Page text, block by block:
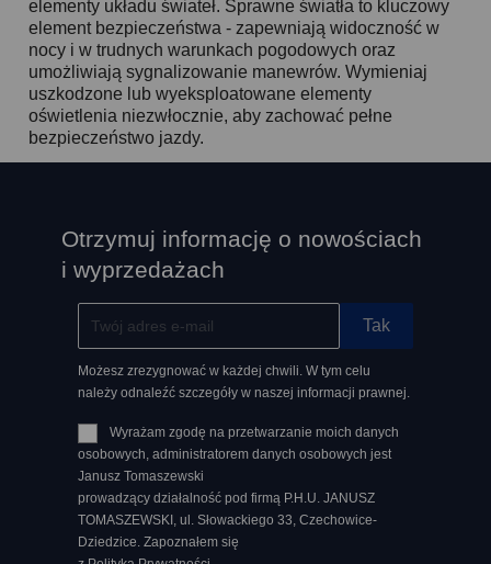
elementy układu świateł. Sprawne światła to kluczowy
element bezpieczeństwa - zapewniają widoczność w
nocy i w trudnych warunkach pogodowych oraz
umożliwiają sygnalizowanie manewrów. Wymieniaj
uszkodzone lub wyeksploatowane elementy
oświetlenia niezwłocznie, aby zachować pełne
bezpieczeństwo jazdy.
Otrzymuj informację o nowościach
i wyprzedażach
Możesz zrezygnować w każdej chwili. W tym celu
należy odnaleźć szczegóły w naszej informacji prawnej.
Wyrażam zgodę na przetwarzanie moich danych
osobowych, administratorem danych osobowych jest
Janusz Tomaszewski
prowadzący działalność pod firmą P.H.U. JANUSZ
TOMASZEWSKI, ul. Słowackiego 33, Czechowice-
Dziedzice. Zapoznałem się